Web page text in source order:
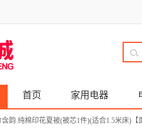
首页 家用电器
韵 纯棉印花夏被(被芯1件)(适合1.5米床)【